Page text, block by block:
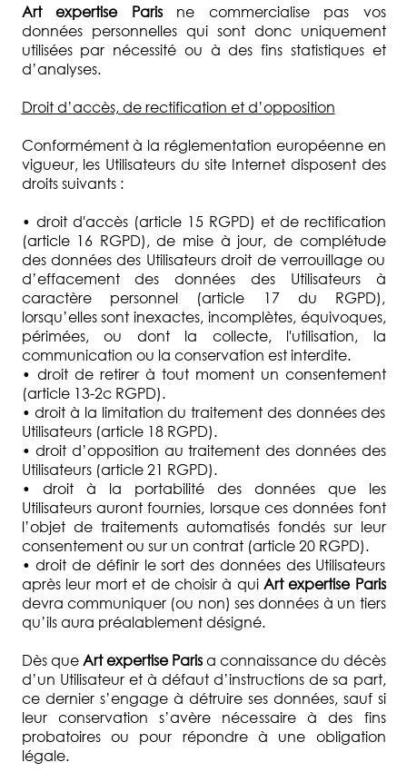
Art expertise Parisne commercialise pas vos
données personnelles qui sont donc uniquement
utilisées par nécessité ou à des fins statistiques et
d’analyses.
Droit d’accès, de rectification et d’opposition
Conformément à la réglementation européenne en
vigueur, les Utilisateurs du site Internet disposent des
droits suivants :
• droit d'accès (article 15 RGPD) et de rectification
(article 16 RGPD), de mise à jour, de complétude
des données des Utilisateurs droit de verrouillage ou
d’effacement des données des Utilisateurs à
caractère personnel (article 17 du RGPD),
lorsqu’elles sont inexactes, incomplètes, équivoques,
périmées, ou dont la collecte, l'utilisation, la
communication ou la conservation est interdite.
• droit de retirer à tout moment un consentement
(article 13-2c RGPD).
• droit à la limitation du traitement des données des
Utilisateurs (article 18 RGPD).
• droit d’opposition au traitement des données des
Utilisateurs (article 21 RGPD).
• droit à la portabilité des données que les
Utilisateurs auront fournies, lorsque ces données font
l’objet de traitements automatisés fondés sur leur
consentement ou sur un contrat (article 20 RGPD).
• droit de définir le sort des données des Utilisateurs
après leur mort et de choisir à qui Art expertise Paris
devra communiquer (ou non) ses données à un tiers
qu’ils aura préalablement désigné.
Dès queArt expertise Parisa connaissance du décès
d’un Utilisateur et à défaut d’instructions de sa part,
ce dernier s’engage à détruire ses données, sauf si
leur conservation s’avère nécessaire à des fins
probatoires ou pour répondre à une obligation
légale.